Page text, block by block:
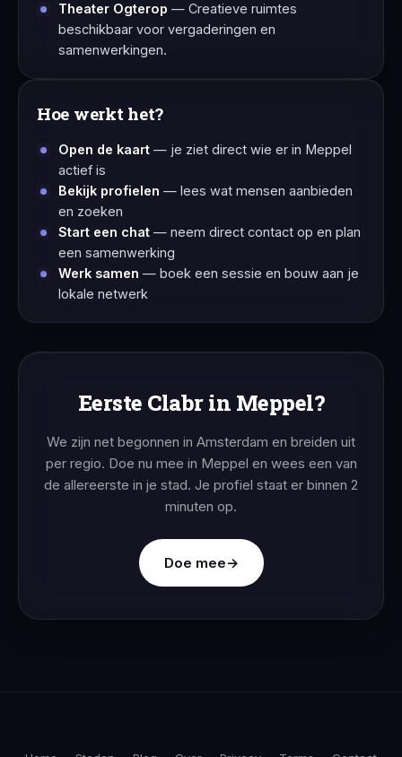
Theater Ogterop — Creatieve ruimtes
beschikbaar voor vergaderingen en
samenwerkingen.
Hoe werkt het?
Open de kaart — je ziet direct wie er in Meppel
actief is
Bekijk profielen — lees wat mensen aanbieden
en zoeken
Start een chat — neem direct contact op en plan
een samenwerking
Werk samen — boek een sessie en bouw aan je
lokale netwerk
Eerste Clabr in Meppel?
We zijn net begonnen in Amsterdam en breiden uit
per regio. Doe nu mee in Meppel en wees een van
de allereerste in je stad. Je profiel staat er binnen 2
minuten op.
Doe mee→